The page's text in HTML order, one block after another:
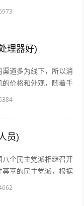
自然就可以赚到钱
理器好)
道多为线下，所以消
的价格和外观，随着手
，以及小米曾打出性
员)
个民主党派相继召开
萃的民主党派，根据
员界别也各具特点。